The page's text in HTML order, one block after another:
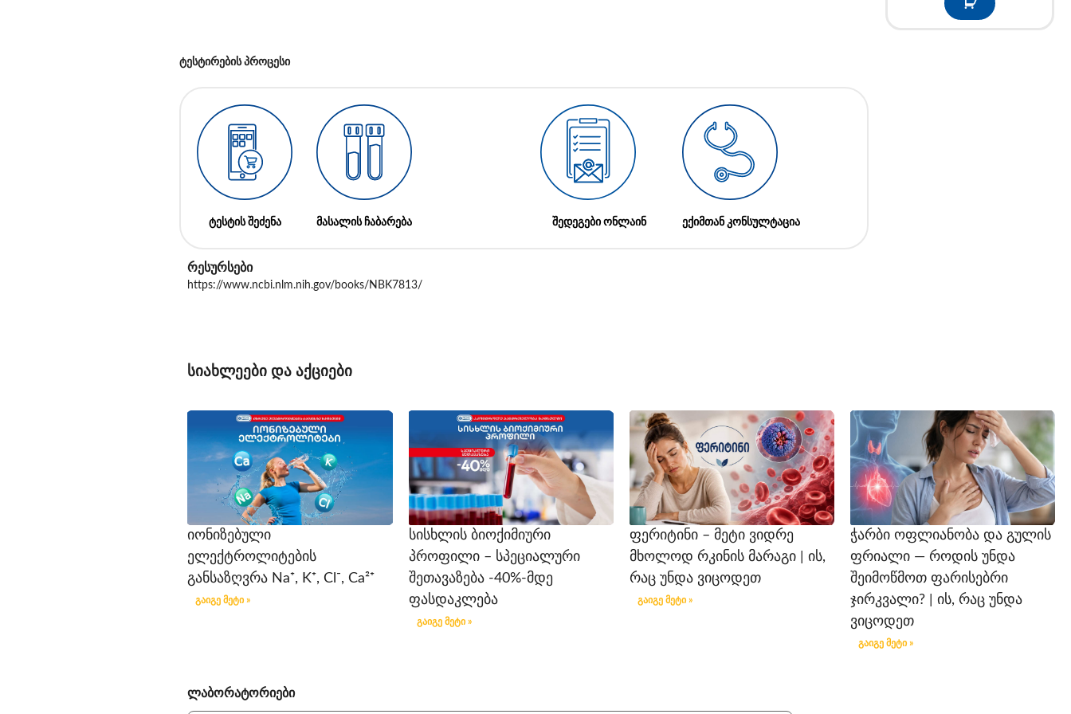
ტესტირების პროცესი
ტესტის შეძენა მასალის ჩაბარება შედეგები ონლაინ ექიმთან კონსულტაცია
რესურსები
https://www.ncbi.nlm.nih.gov/books/NBK7813/
სიახლეები და აქციები
იონიზებული
ელექტროლიტების
განსაზღვრა Na⁺, K⁺, Cl⁻, Ca²⁺
გაიგე მეტი »
სისხლის ბიოქიმიური
პროფილი – სპეციალური
შეთავაზება -40%-მდე
ფასდაკლება
გაიგე მეტი »
ფერიტინი – მეტი ვიდრე
მხოლოდ რკინის მარაგი | ის,
რაც უნდა ვიცოდეთ
გაიგე მეტი »
ჭარბი ოფლიანობა და გულის
ფრიალი — როდის უნდა
შეიმოწმოთ ფარისებრი
ჯირკვალი? | ის, რაც უნდა
ვიცოდეთ
გაიგე მეტი »
ლაბორატორიები